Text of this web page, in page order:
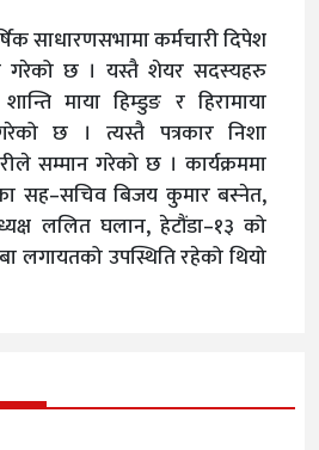
साधारणसभामा कर्मचारी दिपेश
गरेको छ । यस्तै शेयर सदस्यहरु
माया हिम्डुङ र हिरामाया
छ । त्यस्तै पत्रकार निशा
सम्मान गरेको छ । कार्यक्रममा
सह–सचिव बिजय कुमार बस्नेत,
ललित घलान, हेटौंडा–१३ को
लगायतको उपस्थिति रहेको थियो